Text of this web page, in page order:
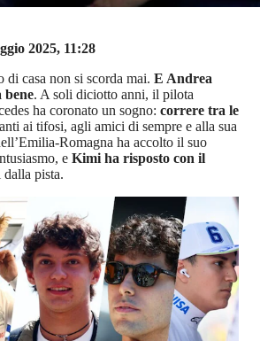
2025, 11:28
casa non si scorda mai. E Andrea
bene. A soli diciotto anni, il pilota
ha coronato un sogno: correre tra le
ai tifosi, agli amici di sempre e alla sua
Romagna ha accolto il suo
e Kimi ha risposto con il
pista.